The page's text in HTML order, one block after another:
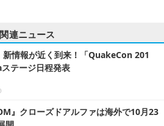
関連ニュース
新情報が近く到来！「QuakeCon 201
テージ日程発表
』クローズドアルファは海外で10月23